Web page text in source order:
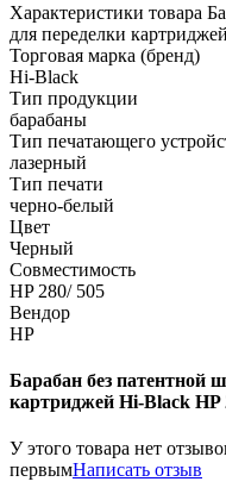
Характеристики товара
для переделки
Торговая марка (бренд)
Hi-Black
Тип продукции
барабаны
Тип печатающего
лазерный
Тип печати
черно-белый
Цвет
Черный
Совместимость
HP 280/ 505
Вендор
HP
Барабан без патентной
картриджей Hi-Black HP
У этого товара нет
первымНаписать отзыв